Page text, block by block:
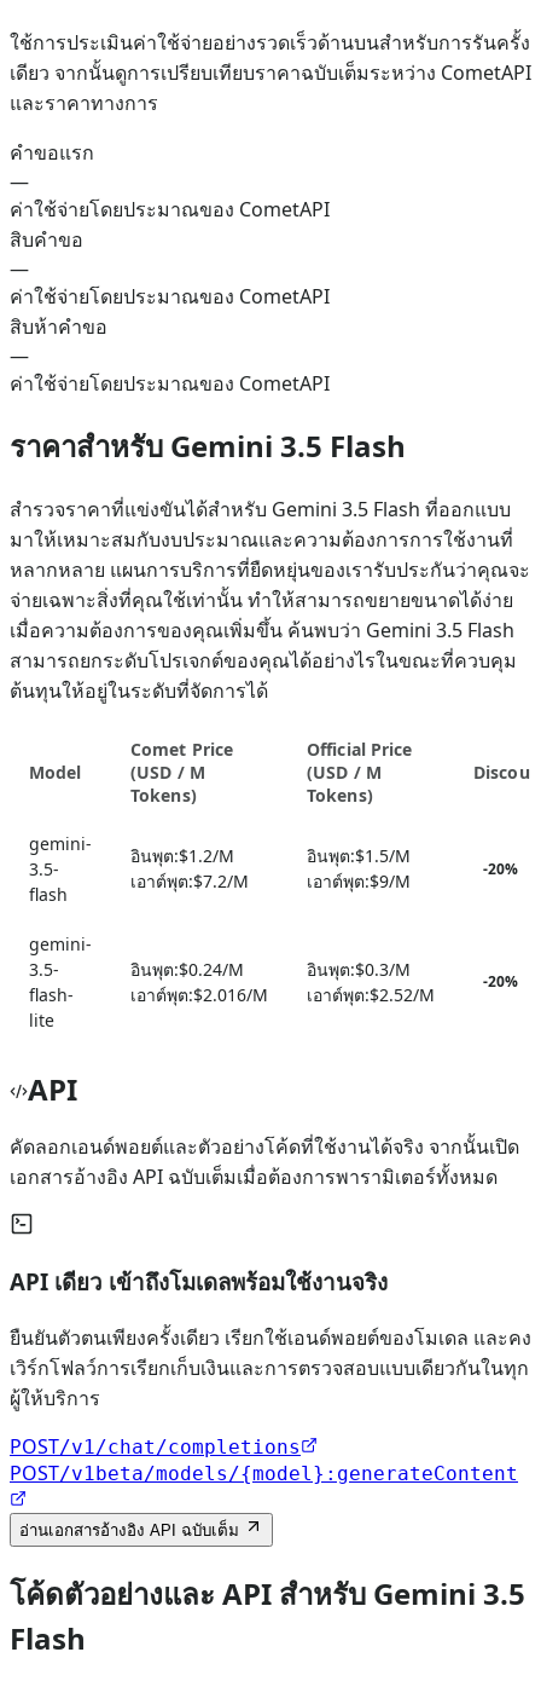
ใช้การประเมินค่าใช้จ่ายอย่างรวดเร็วด้านบนสำหรับการรันครั้ง
เดียว จากนั้นดูการเปรียบเทียบราคาฉบับเต็มระหว่าง CometAPI
และราคาทางการ
คำขอแรก
—
ค่าใช้จ่ายโดยประมาณของ CometAPI
สิบคำขอ
—
ค่าใช้จ่ายโดยประมาณของ CometAPI
สิบห้าคำขอ
—
ค่าใช้จ่ายโดยประมาณของ CometAPI
ราคาสำหรับ Gemini 3.5 Flash
สำรวจราคาที่แข่งขันได้สำหรับ Gemini 3.5 Flash ที่ออกแบบ
มาให้เหมาะสมกับงบประมาณและความต้องการการใช้งานที่
หลากหลาย แผนการบริการที่ยืดหยุ่นของเรารับประกันว่าคุณจะ
จ่ายเฉพาะสิ่งที่คุณใช้เท่านั้น ทำให้สามารถขยายขนาดได้ง่าย
เมื่อความต้องการของคุณเพิ่มขึ้น ค้นพบว่า Gemini 3.5 Flash
สามารถยกระดับโปรเจกต์ของคุณได้อย่างไรในขณะที่ควบคุม
ต้นทุนให้อยู่ในระดับที่จัดการได้
Model
Comet Price
(USD / M
Tokens)
Official Price
(USD / M
Tokens)
gemini-
3.5-
flash
อินพุต:$1.2/M
เอาต์พุต:$7.2/M
อินพุต:$1.5/M
เอาต์พุต:$9/M
-20%
gemini-
3.5-
flash-
lite
อินพุต:$0.24/M
เอาต์พุต:$2.016/M
อินพุต:$0.3/M
เอาต์พุต:$2.52/M
-20%
API
คัดลอกเอนด์พอยต์และตัวอย่างโค้ดที่ใช้งานได้จริง จากนั้นเปิด
เอกสารอ้างอิง API ฉบับเต็มเมื่อต้องการพารามิเตอร์ทั้งหมด
API เดียว เข้าถึงโมเดลพร้อมใช้งานจริง
ยืนยันตัวตนเพียงครั้งเดียว เรียกใช้เอนด์พอยต์ของโมเดล และคง
เวิร์กโฟลว์การเรียกเก็บเงินและการตรวจสอบแบบเดียวกันในทุก
ผู้ให้บริการ
POST/v1/chat/completions
POST/v1beta/models/{model}:generateContent
อ่านเอกสารอ้างอิง API ฉบับเต็ม
โค้ดตัวอย่างและ API สำหรับ Gemini 3.5
Flash